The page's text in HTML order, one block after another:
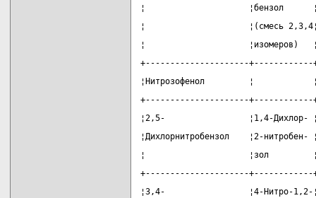
¦                     ¦бензол
¦                     ¦(смесь
¦
+---------------------+------------
¦Нитрозофенол         ¦
+---------------------+------------
¦2,5-                 ¦1,4-
¦Дихлорнитробензол    ¦2-
¦                     ¦зол
+---------------------+------------
¦3,4-                 ¦4-Нитро-